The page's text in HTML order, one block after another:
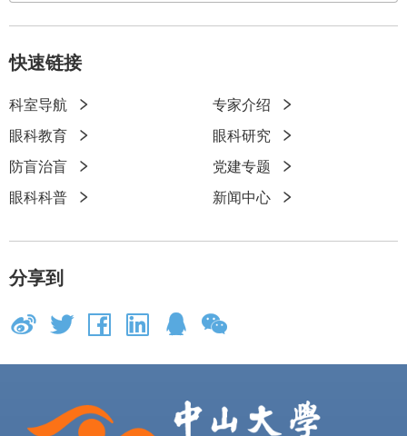
快速链接
快
速
链
科室导航
专家介绍
眼科教育
眼科研究
防盲治盲
党建专题
眼科科普
新闻中心
分享到